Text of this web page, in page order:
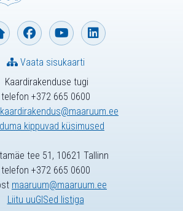
Kaardirakenduse tugi
telefon +372 665 0600
kaardirakendus@maaruum.ee
kippuvad küsimused
Vaata sisukaarti
tee 51, 10621 Tallinn
telefon +372 665 0600
maaruum@maaruum.ee
Liitu uuGISed listiga